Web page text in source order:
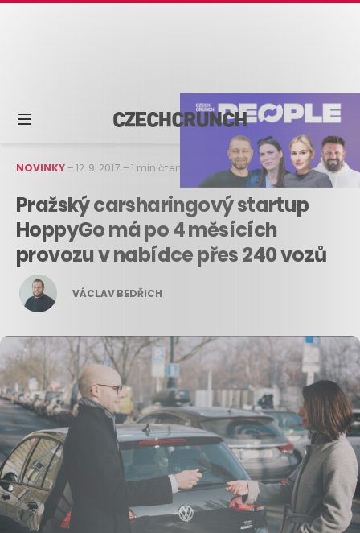
NOVINKY–12. 9. 2017 –1 min čtení
Pražský carsharingový startup
HoppyGo má po 4 měsících
provozu v nabídce přes 240 vozů
VÁCLAV BEDŘICH